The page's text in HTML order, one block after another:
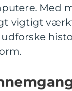
Med
vigtigt